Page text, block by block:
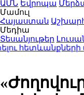
ԱՄՆ Եվրոպա
Մամուլ
Հայաստան
Մեդիա
Տեսանյութեր
հետևանքների